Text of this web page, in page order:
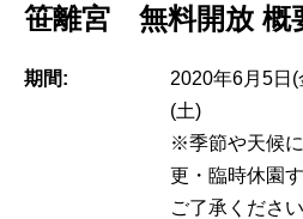
笹離宮 無料開放 概
期間:
2020年6月5日
(土)
※季節や天候
更・臨時休園
ご了承ください